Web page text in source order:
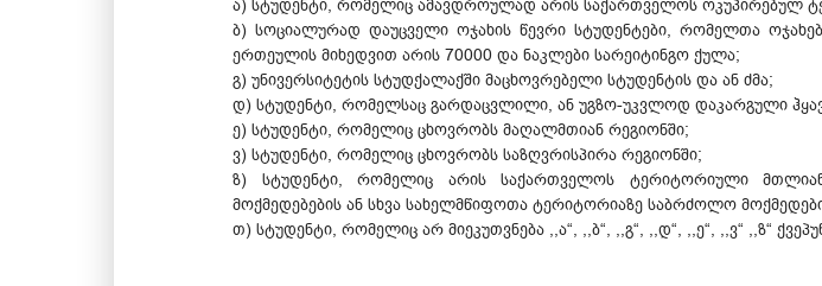
ა) სტუდენტი, რომელიც ამავდროულად არის საქართველოს ოკუპირებულ
ბ) სოციალურად დაუცველი ოჯახის წევრი სტუდენტები, რომელთა
ერთეულის მიხედვით არის 70000 და ნაკლები სარეიტინგო ქულა;
გ) უნივერსიტეტის სტუდქალაქში მაცხოვრებელი სტუდენტის და ან ძმა;
დ) სტუდენტი, რომელსაც გარდაცვლილი, ან უგზო-უკვლოდ დაკარგული
ე) სტუდენტი, რომელიც ცხოვრობს მაღალმთიან რეგიონში;
ვ) სტუდენტი, რომელიც ცხოვრობს საზღვრისპირა რეგიონში;
ზ) სტუდენტი, რომელიც არის საქართველოს ტერიტორიული
მოქმედებების ან სხვა სახელმწიფოთა ტერიტორიაზე საბრძოლო
თ) სტუდენტი, რომელიც არ მიეკუთვნება ,,ა“, ,,ბ“, ,,გ“, ,,დ“, ,,ე“, ,,ვ“ ,,ზ“